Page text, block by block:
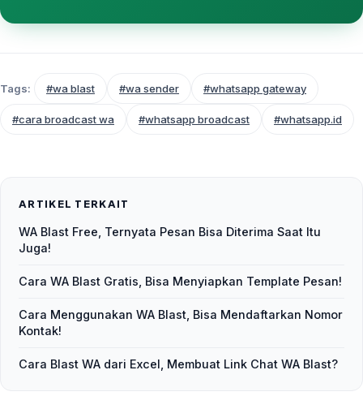
Tags: #wa blast #wa sender #whatsapp gateway
#cara broadcast wa #whatsapp broadcast #whatsapp.id
ARTIKEL TERKAIT
WA Blast Free, Ternyata Pesan Bisa Diterima Saat Itu
Juga!
Cara WA Blast Gratis, Bisa Menyiapkan Template Pesan!
Cara Menggunakan WA Blast, Bisa Mendaftarkan Nomor
Kontak!
Cara Blast WA dari Excel, Membuat Link Chat WA Blast?